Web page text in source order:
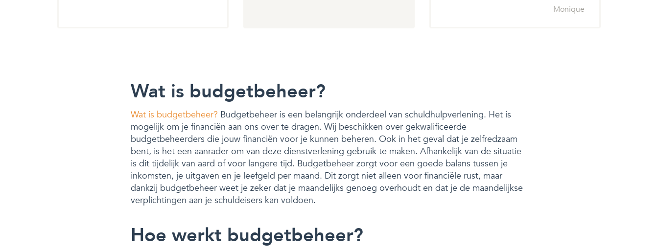
Monique
Wat is budgetbeheer?
Wat is budgetbeheer? Budgetbeheer is een belangrijk onderdeel van schuldhulpverlening. Het is
mogelijk om je financiën aan ons over te dragen. Wij beschikken over gekwalificeerde
budgetbeheerders die jouw financiën voor je kunnen beheren. Ook in het geval dat je zelfredzaam
bent, is het een aanrader om van deze dienstverlening gebruik te maken. Afhankelijk van de situatie
is dit tijdelijk van aard of voor langere tijd. Budgetbeheer zorgt voor een goede balans tussen je
inkomsten, je uitgaven en je leefgeld per maand. Dit zorgt niet alleen voor financiële rust, maar
dankzij budgetbeheer weet je zeker dat je maandelijks genoeg overhoudt en dat je de maandelijkse
verplichtingen aan je schuldeisers kan voldoen.
Hoe werkt budgetbeheer?